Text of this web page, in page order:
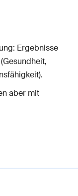
Ergebnisse
aber mit